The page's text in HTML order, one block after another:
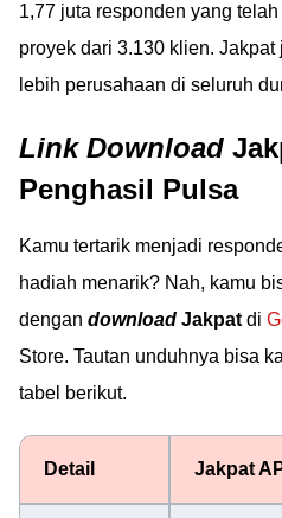
1,77 juta responden yang
proyek dari 3.130 klien.
lebih perusahaan di seluruh
Link Download
Penghasil Pulsa
Kamu tertarik menjadi
hadiah menarik? Nah, kamu
dengan download Jakpat di
Store. Tautan unduhnya bisa
tabel berikut.
Detail Jakpat